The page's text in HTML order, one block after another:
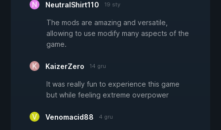
NeutralShirt110 19 sty
The mods are amazing and versatile,
allowing to use modify many aspects of the
game.
KaizerZero 14 gru
It was really fun to experience this game
but while feeling extreme overpower
Venomacid88 4 gru